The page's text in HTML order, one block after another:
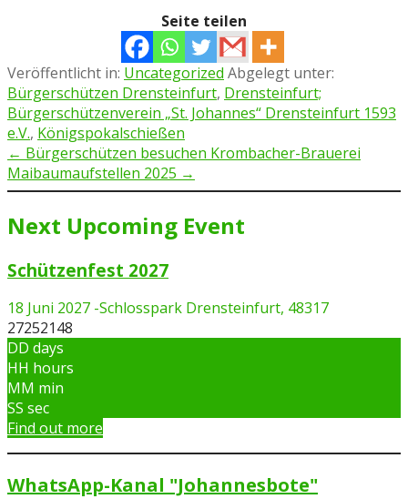
Seite teilen
Veröffentlicht in: Uncategorized Abgelegt unter:
Bürgerschützen Drensteinfurt, Drensteinfurt;
Bürgerschützenverein „St. Johannes“ Drensteinfurt 1593
e.V., Königspokalschießen
Beitragsnavigation
← Bürgerschützen besuchen Krombacher-Brauerei
Maibaumaufstellen 2025 →
Next Upcoming Event
Schützenfest 2027
18 Juni 2027 -Schlosspark Drensteinfurt, 48317
27252148
DD days
HH hours
MM min
SS sec
Find out more
WhatsApp-Kanal "Johannesbote"